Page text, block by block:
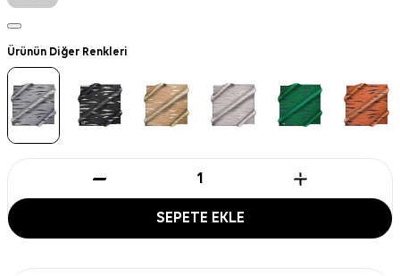
Ürünün Diğer Renkleri
SEPETE EKLE